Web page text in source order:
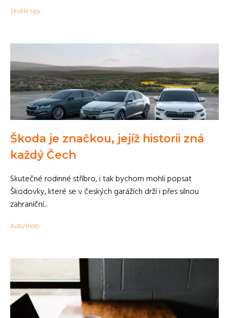
Skvělé tipy
Škoda je značkou, jejíž historii zná
každý Čech
Skutečné rodinné stříbro, i tak bychom mohli popsat
Škodovky, které se v českých garážích drží i přes silnou
zahraniční...
Auto/moto